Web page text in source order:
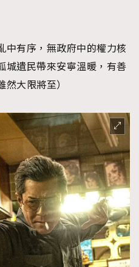
中有序，無政府中的權力核
城遺民帶來安寧溫暖，有善
大限將至）